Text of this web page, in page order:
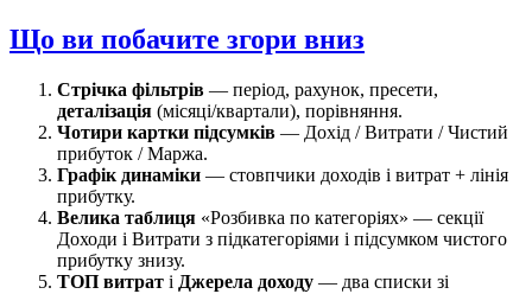
Що ви побачите згори вниз
Стрічка фільтрів — період, рахунок, пресети,
деталізація (місяці/квартали), порівняння.
Чотири картки підсумків — Дохід / Витрати / Чистий
прибуток / Маржа.
Графік динаміки — стовпчики доходів і витрат + лінія
прибутку.
Велика таблиця «Розбивка по категоріях» — секції
Доходи і Витрати з підкатегоріями і підсумком чистого
прибутку знизу.
ТОП витрат і Джерела доходу — два списки зі